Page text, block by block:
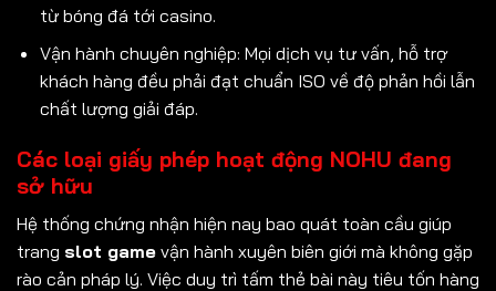
từ bóng đá tới casino.
Vận hành chuyên nghiệp: Mọi dịch vụ tư vấn, hỗ trợ
khách hàng đều phải đạt chuẩn ISO về độ phản hồi lẫn
chất lượng giải đáp.
Các loại giấy phép hoạt động NOHU đang
sở hữu
Hệ thống chứng nhận hiện nay bao quát toàn cầu giúp
trang slot game vận hành xuyên biên giới mà không gặp
rào cản pháp lý. Việc duy trì tấm thẻ bài này tiêu tốn hàng